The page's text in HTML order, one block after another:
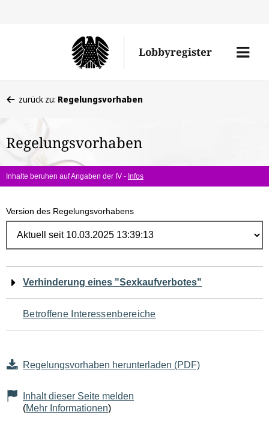
Lobbyregister
Menü
befinden
hier:
zurück zu: Regelungsvorhaben
Regelungsvorhaben
Inhalte beruhen auf Angaben der IV - Infos
Version des Regelungsvorhabens
Navigation
für
den
Seiteninhalt
Verhinderung eines "Sexkaufverbotes"
Betroffene Interessenbereiche
Regelungsvorhaben herunterladen (PDF)
Inhalt dieser Seite melden
(Mehr Informationen)